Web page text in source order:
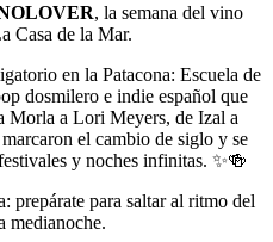
, la semana del vino
Casa de la Mar.
en la Patacona: Escuela de
dosmilero e indie español que
Morla a Lori Meyers, de Izal a
el cambio de siglo y se
y noches infinitas. ✨🍻
prepárate para saltar al ritmo del
medianoche.